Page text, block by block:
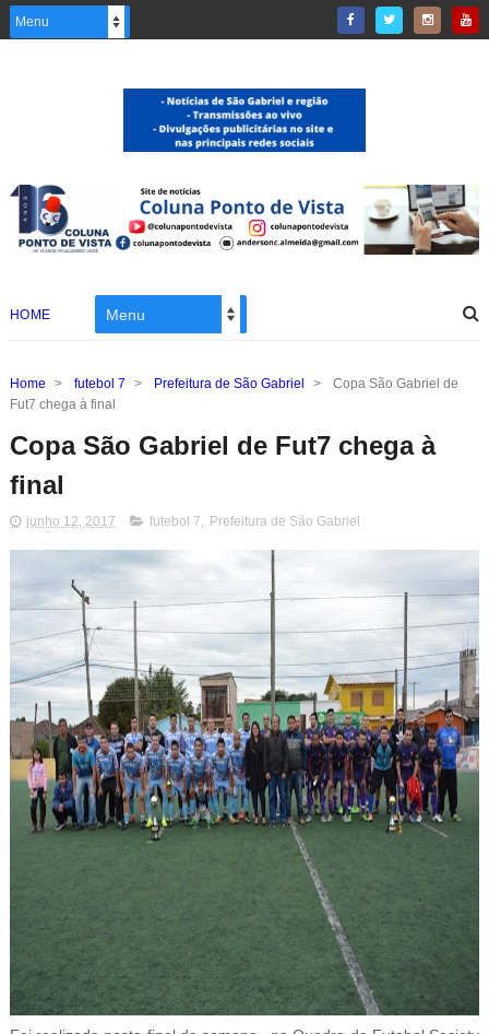
HOME
Home > futebol 7 > Prefeitura de São Gabriel >
Copa São Gabriel de
Fut7 chega à final
Copa São Gabriel de Fut7 chega à
final
junho 12, 2017 futebol 7, Prefeitura de São Gabriel